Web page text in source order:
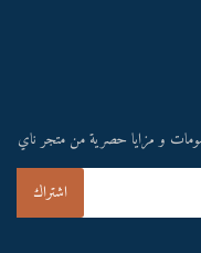
و مزايا حصرية من متجر ناي